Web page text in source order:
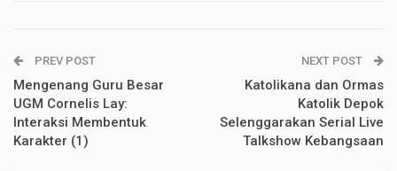
PREV POST
Mengenang Guru Besar
UGM Cornelis Lay:
Interaksi Membentuk
Karakter (1)
NEXT POST
Katolikana dan Ormas
Katolik Depok
Selenggarakan Serial Live
Talkshow Kebangsaan